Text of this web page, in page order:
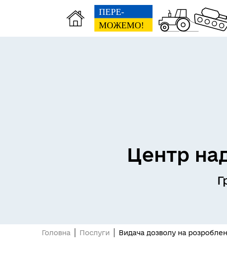
Центр
Головна Послуги Видача дозволу на